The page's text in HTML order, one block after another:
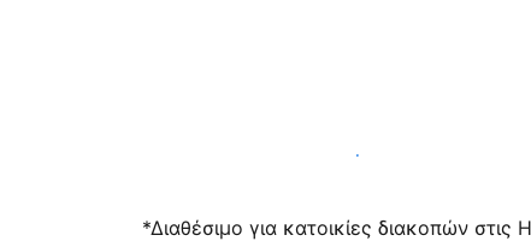
Υποδεχτείτε επισκέπτες μαζί μας
*Διαθέσιμο για κατοικίες διακοπών